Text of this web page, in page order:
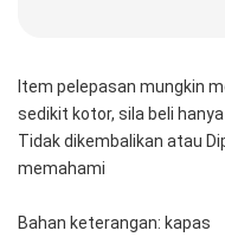
Item pelepasan mungkin
sedikit kotor, sila beli
Tidak dikembalikan atau
memahami
Bahan keterangan: kapas